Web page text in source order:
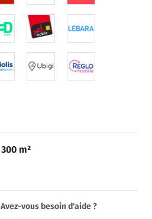
300 m²
Avez-vous besoin d'aide ?